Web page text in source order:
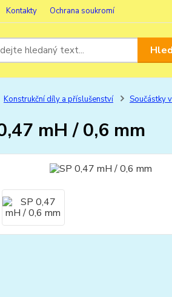
Kontakty Ochrana soukromí
Konstrukční díly a příslušenství Součástky
mH / 0,6 mm